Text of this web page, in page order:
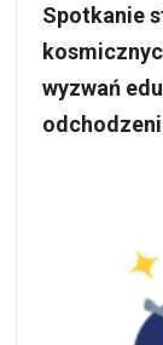
Spotkanie
wyzwań